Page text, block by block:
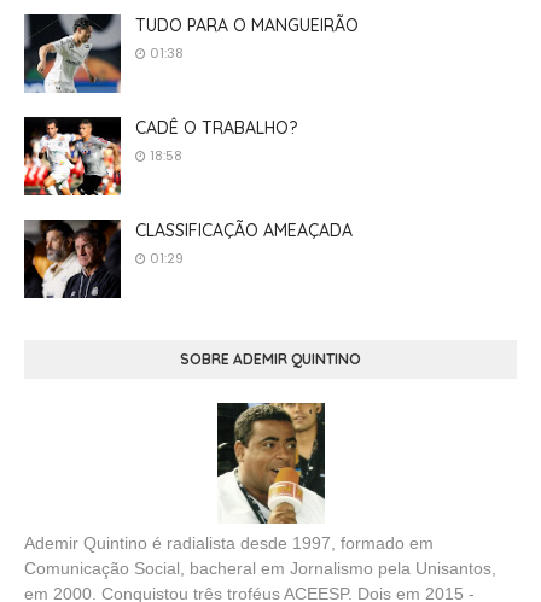
TUDO PARA O MANGUEIRÃO
01:38
CADÊ O TRABALHO?
18:58
CLASSIFICAÇÃO AMEAÇADA
01:29
SOBRE ADEMIR QUINTINO
Ademir Quintino é radialista desde 1997, formado em
Comunicação Social, bacheral em Jornalismo pela Unisantos,
em 2000. Conquistou três troféus ACEESP. Dois em 2015 -